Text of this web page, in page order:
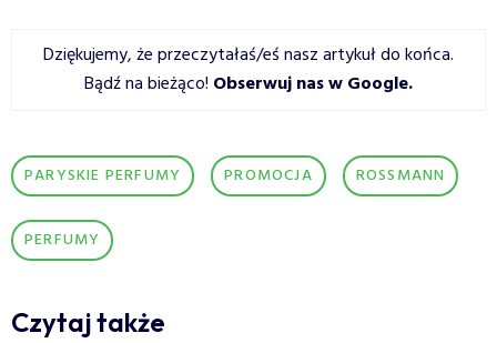
Dziękujemy, że przeczytałaś/eś nasz artykuł do końca.
Bądź na bieżąco! Obserwuj nas w Google.
PARYSKIE PERFUMY PROMOCJA ROSSMANN
PERFUMY
Czytaj także